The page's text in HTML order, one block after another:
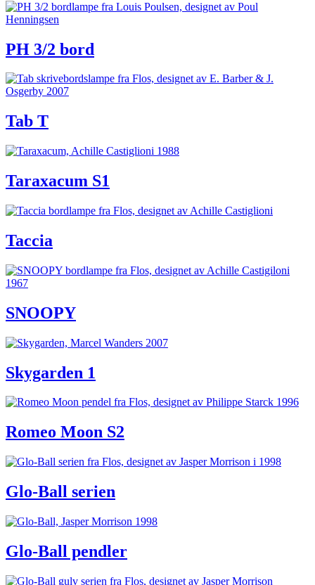
PH 3/2 bord
Tab T
Taraxacum S1
Taccia
SNOOPY
Skygarden 1
Romeo Moon S2
Glo-Ball serien
Glo-Ball pendler